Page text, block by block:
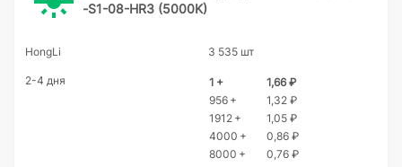
-S1-08-HR3 (5000K)
HongLi 3 535 шт
2-4 дня 1 +
1,66 ₽
956 +
1,32 ₽
1912 +
1,05 ₽
4000 +
0,86 ₽
8000 +
0,76 ₽